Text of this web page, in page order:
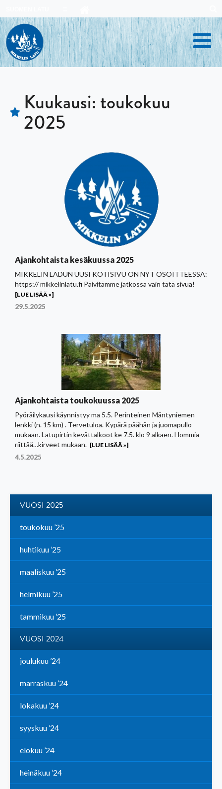
to
content
Kuukausi:toukokuu
2025
Ajankohtaista kesäkuussa 2025
MIKKELIN LADUN UUSI KOTISIVU ON NYT OSOITTEESSA:
https:// mikkelinlatu.fi Päivitämme jatkossa vain tätä sivua!
[LUE LISÄÄ »]
29.5.2025
Ajankohtaista toukokuussa 2025
Pyöräilykausi käynnistyy ma 5.5. Perinteinen Mäntyniemen
lenkki (n. 15 km) . Tervetuloa. Kypärä päähän ja juomapullo
mukaan. Latupirtin kevättalkoot ke 7.5. klo 9 alkaen. Hommia
riittää…kirveet mukaan. [LUE LISÄÄ »]
4.5.2025
VUOSI 2025
toukokuu ’25
huhtikuu ’25
maaliskuu ’25
helmikuu ’25
tammikuu ’25
VUOSI 2024
joulukuu ’24
marraskuu ’24
lokakuu ’24
syyskuu ’24
elokuu ’24
heinäkuu ’24